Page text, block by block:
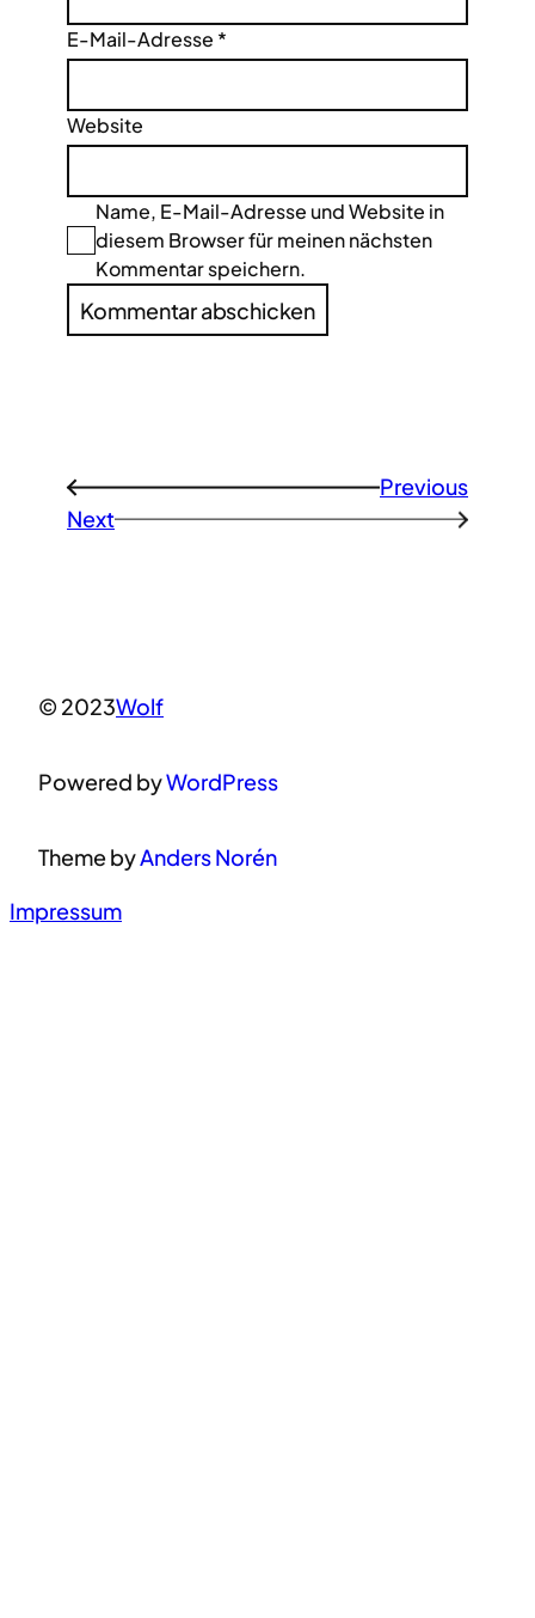
E-Mail-Adresse *
Website
Name, E-Mail-Adresse und Website in
diesem Browser für meinen nächsten
Kommentar speichern.
←
Previous
Next
→
© 2023Wolf
Powered byWordPress
Theme byAnders Norén
Impressum